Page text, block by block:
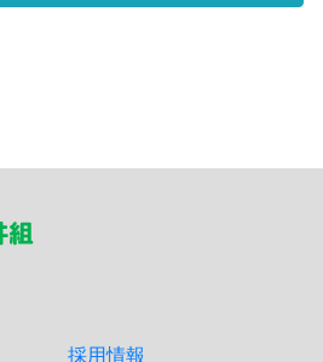
採用情報